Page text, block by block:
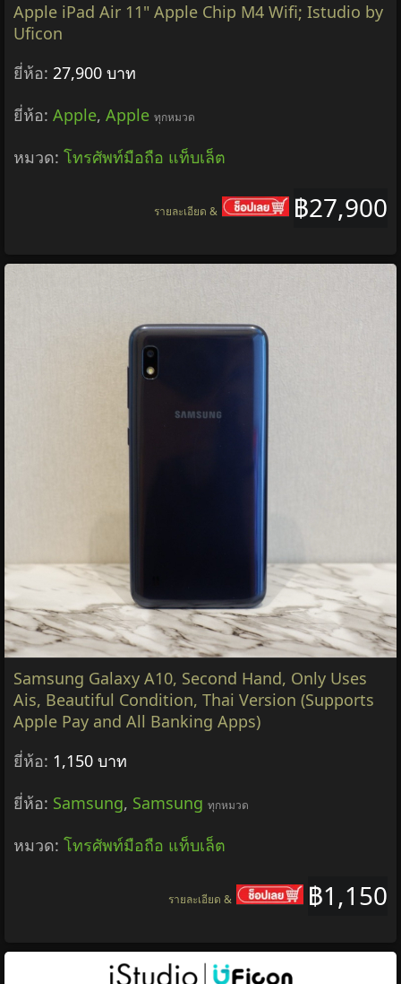
Apple iPad Air 11" Apple Chip M4 Wifi; Istudio by
Uficon
ยี่ห้อ: 27,900 บาท
ยี่ห้อ: Apple, Apple ทุกหมวด
หมวด: โทรศัพท์มือถือ แท็บเล็ต
฿27,900
รายละเอียด &
Samsung Galaxy A10, Second Hand, Only Uses
Ais, Beautiful Condition, Thai Version (Supports
Apple Pay and All Banking Apps)
ยี่ห้อ: 1,150 บาท
ยี่ห้อ: Samsung, Samsung ทุกหมวด
หมวด: โทรศัพท์มือถือ แท็บเล็ต
฿1,150
รายละเอียด &